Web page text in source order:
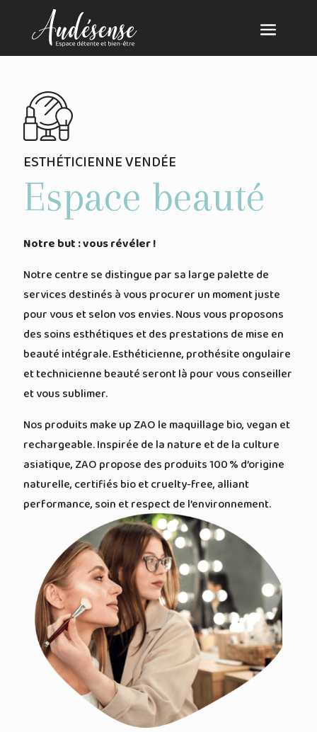
ESTHÉTICIENNE VENDÉE
Espace beauté
Notre but : vous révéler !
Notre centre se distingue par sa large palette de
services destinés à vous procurer un moment juste
pour vous et selon vos envies. Nous vous proposons
des soins esthétiques et des prestations de mise en
beauté intégrale. Esthéticienne, prothésite ongulaire
et technicienne beauté seront là pour vous conseiller
et vous sublimer.
Nos produits make up ZAO le maquillage bio, vegan et
rechargeable. Inspirée de la nature et de la culture
asiatique, ZAO propose des produits 100 % d’origine
naturelle, certifiés bio et cruelty-free, alliant
performance, soin et respect de l’environnement.